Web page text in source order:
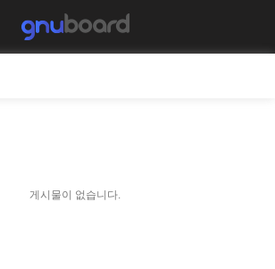
게시물이 없습니다.